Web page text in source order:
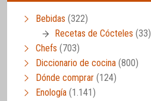
Bebidas (322)
Recetas de Cócteles (33)
Chefs (703)
Diccionario de cocina (800)
Dónde comprar (124)
Enología (1.141)